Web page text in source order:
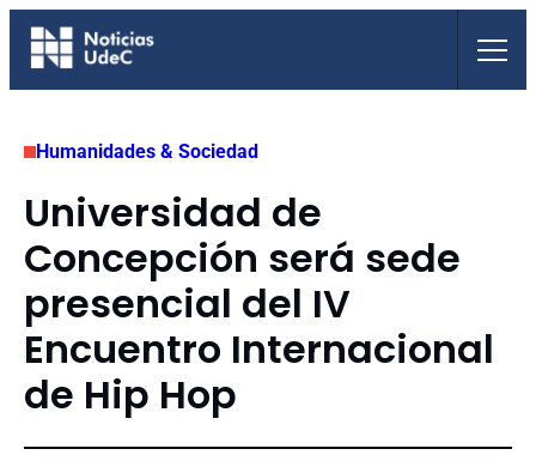
Saltar
Humanidades & Sociedad
Universidad de
Concepción será sede
presencial del IV
Encuentro Internacional
de Hip Hop